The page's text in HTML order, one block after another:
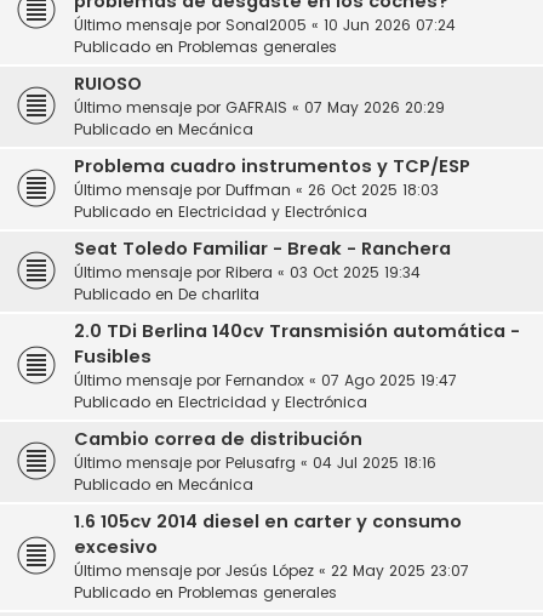
Último mensaje por Sonal2005 « 10 Jun 2026 07:24
Publicado en Problemas generales
RUIOSO
Último mensaje por GAFRAIS « 07 May 2026 20:29
Publicado en Mecánica
Problema cuadro instrumentos y TCP/ESP
Último mensaje por Duffman « 26 Oct 2025 18:03
Publicado en Electricidad y Electrónica
Seat Toledo Familiar - Break - Ranchera
Último mensaje por Ribera « 03 Oct 2025 19:34
Publicado en De charlita
2.0 TDi Berlina 140cv Transmisión automática -
Fusibles
Último mensaje por Fernandox « 07 Ago 2025 19:47
Publicado en Electricidad y Electrónica
Cambio correa de distribución
Último mensaje por Pelusafrg « 04 Jul 2025 18:16
Publicado en Mecánica
1.6 105cv 2014 diesel en carter y consumo
excesivo
Último mensaje por Jesús López « 22 May 2025 23:07
Publicado en Problemas generales